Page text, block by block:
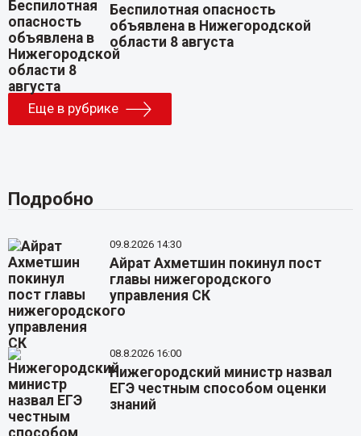
Беспилотная опасность
объявлена в Нижегородской
области 8 августа
Еще в рубрике
Подробно
09.8.2026 14:30
Айрат Ахметшин покинул пост
главы нижегородского
управления СК
08.8.2026 16:00
Нижегородский министр назвал
ЕГЭ честным способом оценки
знаний